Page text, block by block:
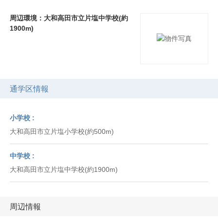
周辺環境：大和高田市立片塩中学校(約
1900m)
通学区情報
小学校
大和高田市立片塩小学校(約500m)
中学校
大和高田市立片塩中学校(約1900m)
周辺情報